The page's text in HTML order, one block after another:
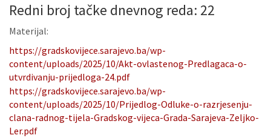
Redni broj tačke dnevnog reda: 22
Materijal:
https://gradskovijece.sarajevo.ba/wp-
content/uploads/2025/10/Akt-ovlastenog-Predlagaca-o-
utvrdivanju-prijedloga-24.pdf
https://gradskovijece.sarajevo.ba/wp-
content/uploads/2025/10/Prijedlog-Odluke-o-razrjesenju-
clana-radnog-tijela-Gradskog-vijeca-Grada-Sarajeva-Zeljko-
Ler.pdf